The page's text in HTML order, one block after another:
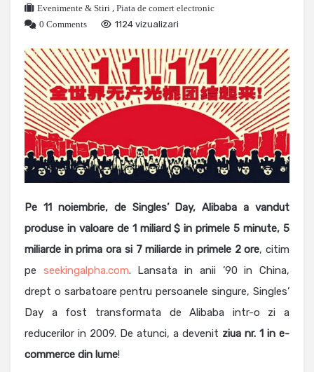
Evenimente & Stiri , Piata de comert electronic
0 Comments
1124 vizualizari
Pe 11 noiembrie, de Singles’ Day, Alibaba a vandut
produse in valoare de 1 miliard $ in primele 5 minute, 5
miliarde in prima ora si 7 miliarde in primele 2 ore, citim
pe seekingalpha.com. Lansata in anii ’90 in China,
drept o sarbatoare pentru persoanele singure, Singles’
Day a fost transformata de Alibaba intr-o zi a
reducerilor in 2009. De atunci, a devenit ziua nr. 1 in e-
commerce din lume!